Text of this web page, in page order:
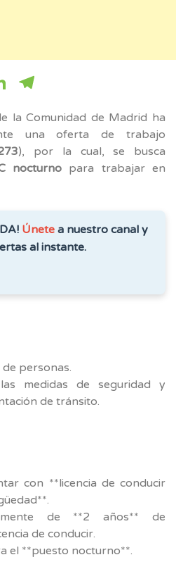
LinkedIn
la Comunidad de Madrid ha
una oferta de trabajo
), por la cual, se busca
nocturno para trabajar en
Únete a nuestro canal y
al instante.
personas.
medidas de seguridad y
de tránsito.
con **licencia de conducir
de **2 años** de
de conducir.
el **puesto nocturno**.